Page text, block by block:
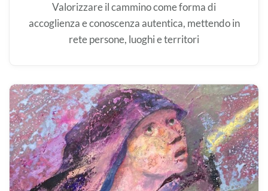
Valorizzare il cammino come forma di
accoglienza e conoscenza autentica, mettendo in
rete persone, luoghi e territori